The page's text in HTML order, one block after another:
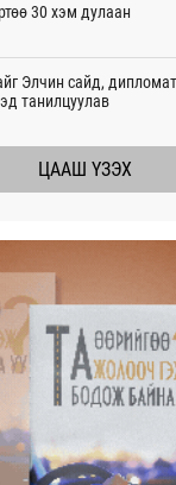
30 хэм дулаан
Элчин сайд,
танилцуулав
ЦААШ ҮЗЭХ